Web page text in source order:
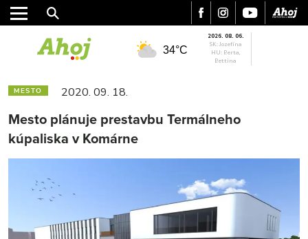
34°C
2026. 08. 06.
SK: Jozefína
HU: Berta,
Bettina
MESTO 2020. 09. 18.
Mesto plánuje prestavbu Termálneho
kúpaliska v Komárne